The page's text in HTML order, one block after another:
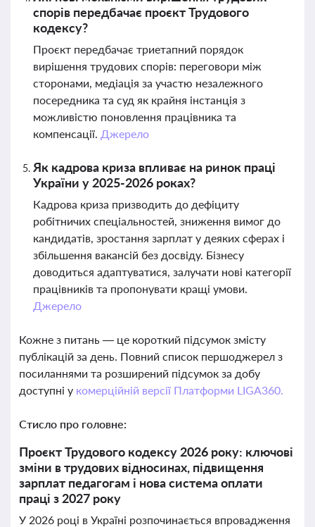
спорів передбачає проєкт Трудового
кодексу?
Проєкт передбачає триетапний порядок
вирішення трудових спорів: переговори між
сторонами, медіація за участю незалежного
посередника та суд як крайня інстанція з
можливістю поновлення працівника та
компенсації. Джерело
Як кадрова криза впливає на ринок праці
України у 2025-2026 роках?
Кадрова криза призводить до дефіциту
робітничих спеціальностей, зниження вимог до
кандидатів, зростання зарплат у деяких сферах і
збільшення вакансій без досвіду. Бізнесу
доводиться адаптуватися, залучати нові категорії
працівників та пропонувати кращі умови.
Джерело
Кожне з питань — це короткий підсумок змісту
публікацій за день. Повний список першоджерел з
посиланнями та розширений підсумок за добу
доступні у комерційній версії Платформи LIGA360.
Стисло про головне:
Проєкт Трудового кодексу 2026 року: ключові
зміни в трудових відносинах, підвищення
зарплат педагогам і нова система оплати
праці з 2027 року
У 2026 році в Україні розпочинається впровадження